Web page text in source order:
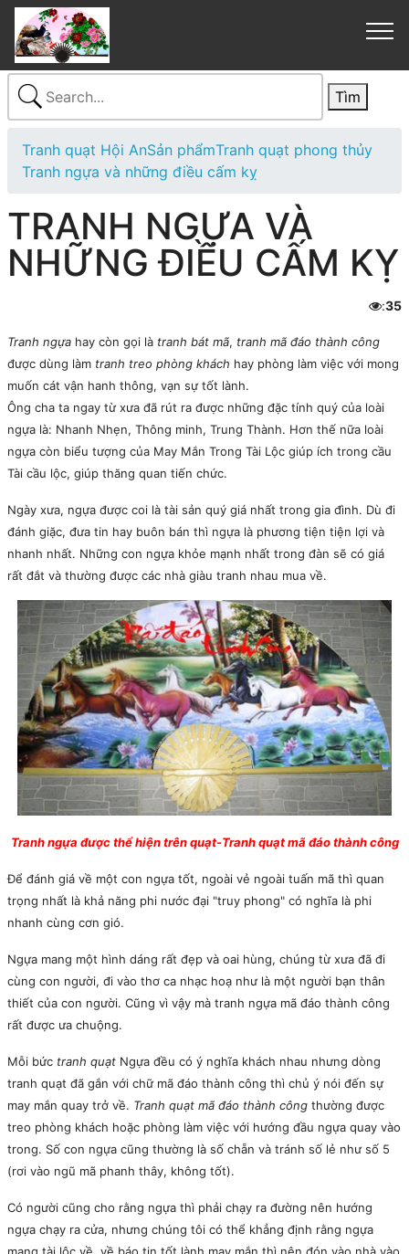
Tranh quạt Hội AnSản phẩmTranh quạt phong thủy
Tranh ngựa và những điều cấm kỵ
TRANH NGỰA VÀ
NHỮNG ĐIỀU CẤM KỴ
:35
Tranh ngựa hay còn gọi là tranh bát mã, tranh mã đáo thành công
được dùng làm tranh treo phòng khách hay phòng làm việc với mong
muốn cát vận hanh thông, vạn sự tốt lành.
Ông cha ta ngay từ xưa đã rút ra được những đặc tính quý của loài
ngựa là: Nhanh Nhẹn, Thông minh, Trung Thành. Hơn thế nữa loài
ngựa còn biểu tượng của May Mắn Trong Tài Lộc giúp ích trong cầu
Tài cầu lộc, giúp thăng quan tiến chức.
Ngày xưa, ngựa được coi là tài sản quý giá nhất trong gia đình. Dù đi
đánh giặc, đưa tin hay buôn bán thì ngựa là phương tiện tiện lợi và
nhanh nhất. Những con ngựa khỏe mạnh nhất trong đàn sẽ có giá
rất đắt và thường được các nhà giàu tranh nhau mua về.
Tranh ngựa được thể hiện trên quạt-Tranh quạt mã đáo thành công
Để đánh giá về một con ngựa tốt, ngoài vẻ ngoài tuấn mã thì quan
trọng nhất là khả năng phi nước đại "truy phong" có nghĩa là phi
nhanh cùng cơn gió.
Ngựa mang một hình dáng rất đẹp và oai hùng, chúng từ xưa đã đi
cùng con người, đi vào thơ ca nhạc hoạ như là một người bạn thân
thiết của con người. Cũng vì vậy mà tranh ngựa mã đáo thành công
rất được ưa chuộng.
Mỗi bức tranh quạt Ngựa đều có ý nghĩa khách nhau nhưng dòng
tranh quạt đã gắn với chữ mã đáo thành công thì chủ ý nói đến sự
may mắn quay trở về. Tranh quạt mã đáo thành công thường được
treo phòng khách hoặc phòng làm việc với hướng đầu ngựa quay vào
trong. Số con ngựa cũng thường là số chẵn và tránh số lẻ như số 5
(rơi vào ngũ mã phanh thây, không tốt).
Có người cũng cho rằng ngựa thì phải chạy ra đường nên hướng
ngựa chạy ra cửa, nhưng chúng tôi có thể khẳng định rằng ngựa